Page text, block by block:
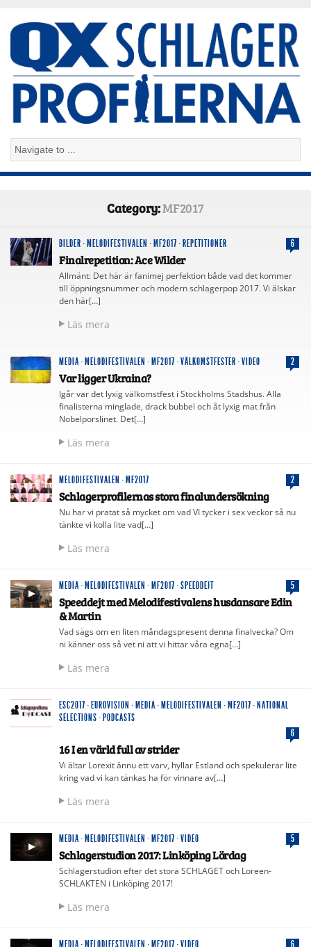
Category:MF2017
BILDER · MELODIFESTIVALEN · MF2017 · REPETITIONER 6
Finalrepetition: Ace Wilder
Allmänt: Det här är fanimej perfektion både vad det kommer
till öppningsnummer och modern schlagerpop 2017. Vi älskar
den här[…]
Läs mera
MEDIA · MELODIFESTIVALEN · MF2017 ·VÄLKOMSTFESTER ·VIDEO 2
Var ligger Ukraina?
Igår var det lyxig välkomstfest i Stockholms Stadshus. Alla
finalisterna minglade, drack bubbel och åt lyxig mat från
Nobelporslinet. Det[…]
Läs mera
MELODIFESTIVALEN · MF2017 2
Schlagerprofilernas stora finalundersökning
Nu har vi pratat så mycket om vad VI tycker i sex veckor så nu
tänkte vi kolla lite vad[…]
Läs mera
MEDIA · MELODIFESTIVALEN · MF2017 ·SPEEDDEJT 5
Speeddejt med Melodifestivalens husdansare Edin
& Martin
Vad sägs om en liten måndagspresent denna finalvecka? Om
ni känner oss så vet ni att vi hittar våra egna[…]
Läs mera
ESC2017 · EUROVISION · MEDIA · MELODIFESTIVALEN · MF2017 · NATIONAL
SELECTIONS · PODCASTS
6
16 I en värld full av strider
Vi ältar Lorexit ännu ett varv, hyllar Estland och spekulerar lite
kring vad vi kan tänkas ha för vinnare av[…]
Läs mera
MEDIA · MELODIFESTIVALEN · MF2017 ·VIDEO 5
Schlagerstudion 2017: Linköping Lördag
Schlagerstudion efter det stora SCHLAGET och Loreen-
SCHLAKTEN i Linköping 2017!
Läs mera
MEDIA · MELODIFESTIVALEN · MF2017 ·VIDEO 6